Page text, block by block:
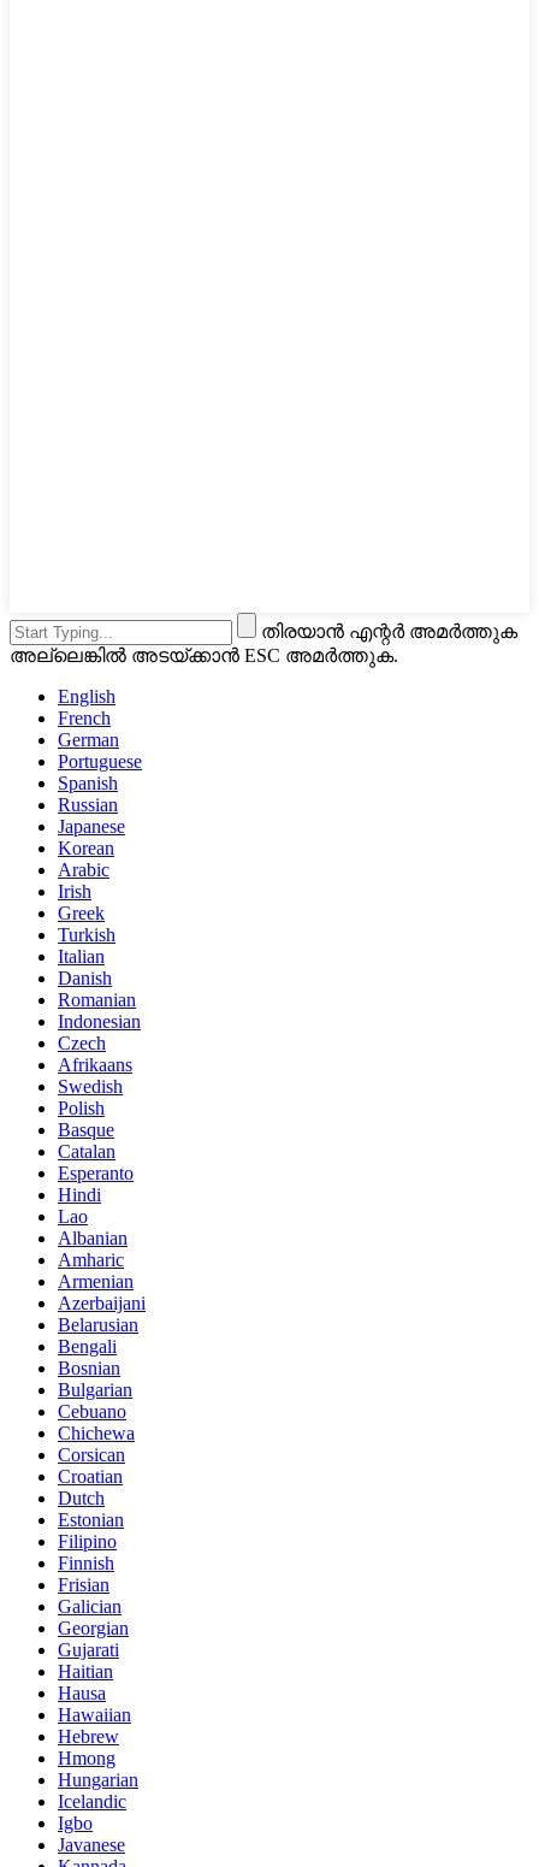
തിരയാൻ എന്റർ അമർത്തുക
അല്ലെങ്കിൽ അടയ്ക്കാൻ ESC അമർത്തുക.
English
French
German
Portuguese
Spanish
Russian
Japanese
Korean
Arabic
Irish
Greek
Turkish
Italian
Danish
Romanian
Indonesian
Czech
Afrikaans
Swedish
Polish
Basque
Catalan
Esperanto
Hindi
Lao
Albanian
Amharic
Armenian
Azerbaijani
Belarusian
Bengali
Bosnian
Bulgarian
Cebuano
Chichewa
Corsican
Croatian
Dutch
Estonian
Filipino
Finnish
Frisian
Galician
Georgian
Gujarati
Haitian
Hausa
Hawaiian
Hebrew
Hmong
Hungarian
Icelandic
Igbo
Javanese